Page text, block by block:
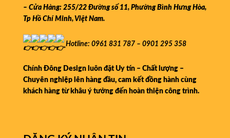
– Cửa Hàng: 255/22 Đường số 11, Phường Bình Hưng Hòa,
Tp Hồ Chí Minh, Việt Nam.
Hotline: 0961 831 787 – 0901 295 358
Chính Đông Design luôn đặt Uy tín – Chất lượng –
Chuyên nghiệp lên hàng đầu, cam kết đồng hành cùng
khách hàng từ khâu ý tưởng đến hoàn thiện công trình.